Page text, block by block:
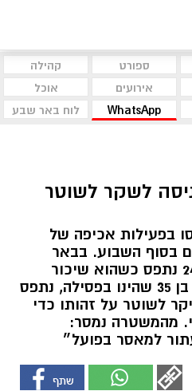
ספורט
קהילה
אירועים
אוכל
WhatsApp לוח באר שבע
לשקר לשוטר
בפעילות אכיפה של
בסוף השבוע. בבאר
שבע נהג מתחת לגיל 24 נתפס כשהוא שיכור
וללא ביטוח, ונהג אחר בן 35 שהינו בפסילה, נתפס
לשוטר על זהותו כדי
מהמשטרה נמסר:
למאסר בפועל״